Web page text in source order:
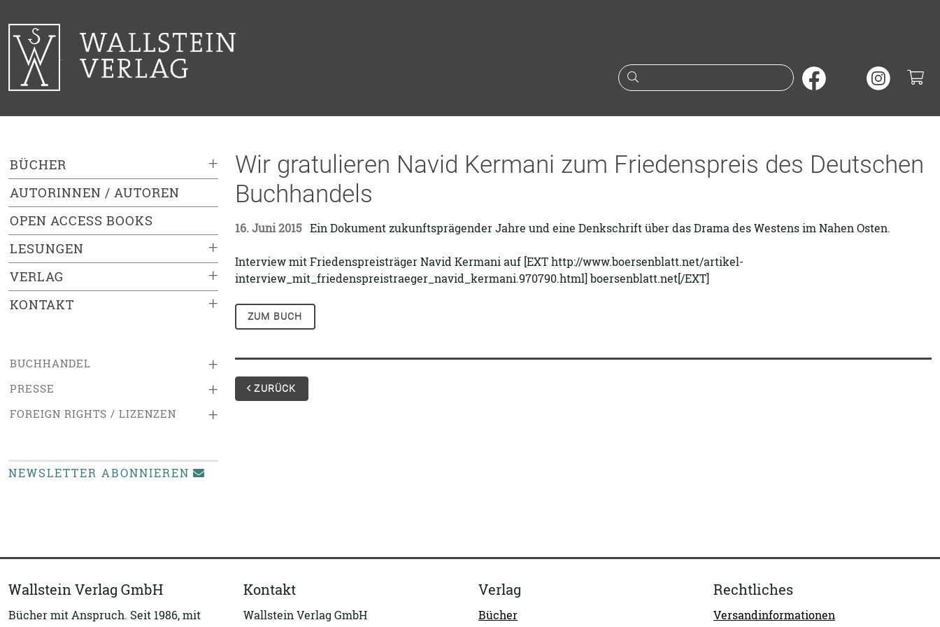
Suche nach Büchern oder
+
BÜCHER
AUTORINNEN / AUTOREN
OPEN ACCESS BOOKS
+
LESUNGEN
+
VERLAG
+
KONTAKT
+
BUCHHANDEL
+
PRESSE
+
FOREIGN RIGHTS / LIZENZEN
NEWSLETTER ABONNIEREN
Wir gratulieren Navid Kermani zum Friedenspreis des Deutschen
Buchhandels
16. Juni 2015 Ein Dokument zukunftsprägender Jahre und eine Denkschrift über das Drama des Westens im Nahen Osten.
Interview mit Friedenspreisträger Navid Kermani auf [EXT http://www.boersenblatt.net/artikel-
interview_mit_friedenspreistraeger_navid_kermani.970790.html] boersenblatt.net[/EXT]
ZUM BUCH
ZURÜCK
Wallstein Verlag GmbH
Bücher mit Anspruch. Seit 1986, mit
Kontakt
Wallstein Verlag GmbH
Verlag
Bücher
Rechtliches
Versandinformationen